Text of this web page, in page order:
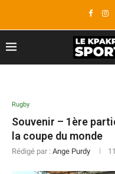
Rugby
Souvenir – 1ère
la coupe du monde
Rédigé par : Ange Purdy